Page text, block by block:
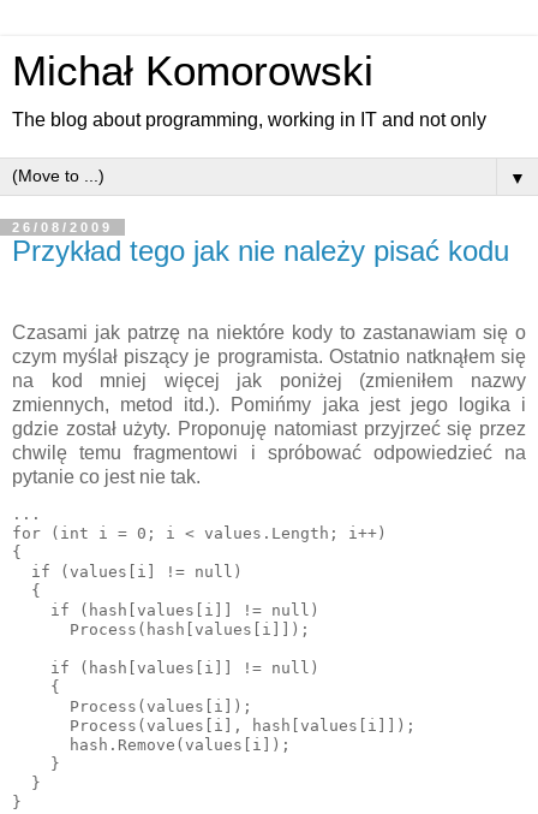
Michał Komorowski
The blog about programming, working in IT and not only
▼
26/08/2009
Przykład tego jak nie należy pisać kodu
Czasami jak patrzę na niektóre kody to zastanawiam się o
czym myślał piszący je programista. Ostatnio natknąłem się
na kod mniej więcej jak poniżej (zmieniłem nazwy
zmiennych, metod itd.). Pomińmy jaka jest jego logika i
gdzie został użyty. Proponuję natomiast przyjrzeć się przez
chwilę temu fragmentowi i spróbować odpowiedzieć na
pytanie co jest nie tak.
...
for (int i = 0; i < values.Length; i++)
{
  if (values[i] != null)
  {
    if (hash[values[i]] != null)
      Process(hash[values[i]]);
    if (hash[values[i]] != null)
    {
      Process(values[i]);
      Process(values[i], hash[values[i]]);
      hash.Remove(values[i]);
    }
  }
}